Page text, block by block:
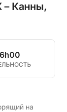
– Канны,
6h00
на